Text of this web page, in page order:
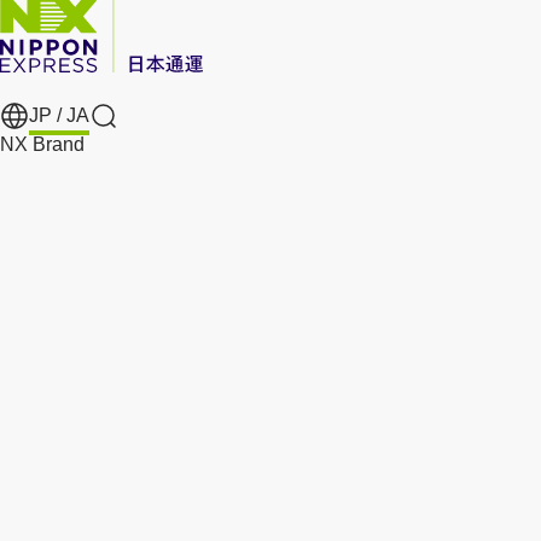
JP /JA
Search
NX Brand